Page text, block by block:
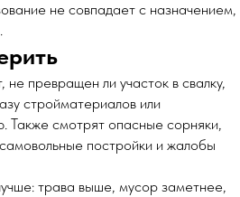
не совпадает с назначением,
превращен ли участок в свалку,
стройматериалов или
Также смотрят опасные сорняки,
постройки и жалобы
трава выше, мусор заметнее,